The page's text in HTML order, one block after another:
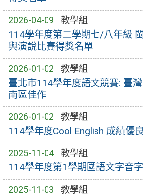
2026-04-09 教學組
114學年度第二學期七/八年級
與演說比賽得獎名單
2026-01-02 教學組
臺北市114學年度語文競賽: 臺
南區佳作
2026-01-02 教學組
114學年度Cool English 成績優良
2025-11-04 教學組
114學年度第1學期國語文字音
2025-11-03 教學組